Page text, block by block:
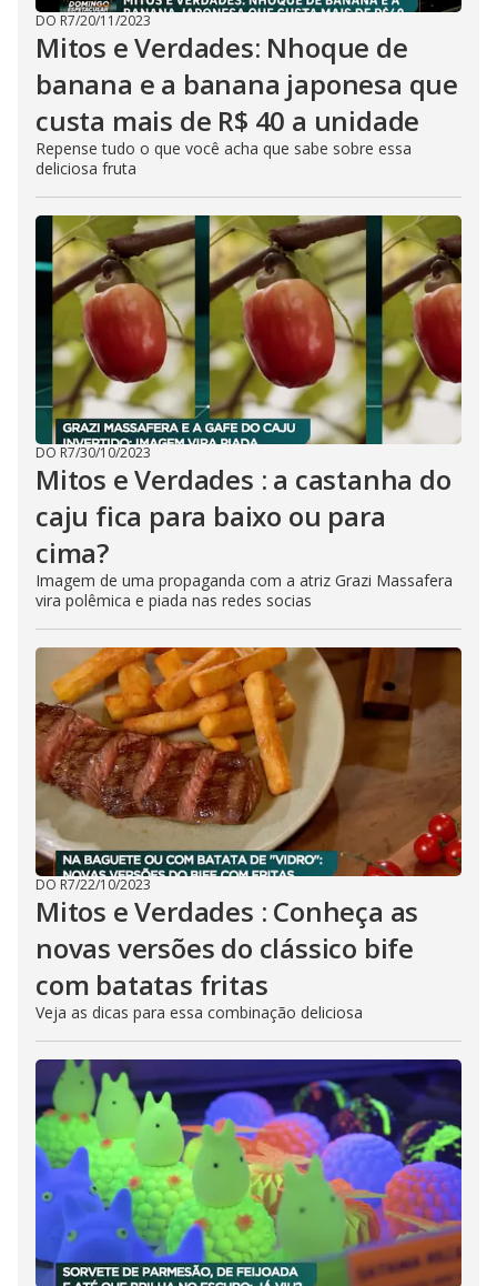
DO R7/20/11/2023
Mitos e Verdades: Nhoque de
banana e a banana japonesa que
custa mais de R$ 40 a unidade
Repense tudo o que você acha que sabe sobre essa
deliciosa fruta
DO R7/30/10/2023
Mitos e Verdades : a castanha do
caju fica para baixo ou para
cima?
Imagem de uma propaganda com a atriz Grazi Massafera
vira polêmica e piada nas redes socias
DO R7/22/10/2023
Mitos e Verdades : Conheça as
novas versões do clássico bife
com batatas fritas
Veja as dicas para essa combinação deliciosa